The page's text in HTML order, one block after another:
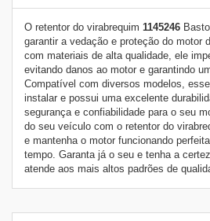
O retentor do virabrequim 1145246
garantir a vedação e proteção do motor
com materiais de alta qualidade, ele
evitando danos ao motor e garantindo
Compatível com diversos modelos,
instalar e possui uma excelente
segurança e confiabilidade para o seu
do seu veículo com o retentor do
e mantenha o motor funcionando
tempo. Garanta já o seu e tenha a
atende aos mais altos padrões de